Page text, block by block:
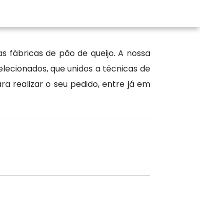
fábricas de pão de queijo. A nossa
que unidos a técnicas de
realizar o seu pedido, entre já em